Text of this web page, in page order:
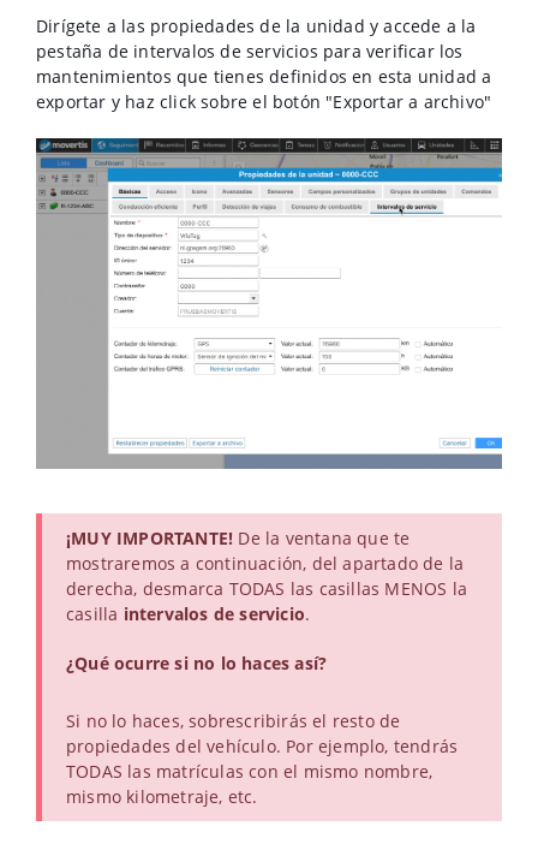
Dirígete a las propiedades de la unidad y accede a la
pestaña de intervalos de servicios para verificar los
mantenimientos que tienes definidos en esta unidad a
exportar y haz click sobre el botón "Exportar a archivo"
¡MUY IMPORTANTE! De la ventana que te
mostraremos a continuación, del apartado de la
derecha, desmarca TODAS las casillas MENOS la
casilla intervalos de servicio.
¿Qué ocurre si no lo haces así?
Si no lo haces, sobrescribirás el resto de
propiedades del vehículo. Por ejemplo, tendrás
TODAS las matrículas con el mismo nombre,
mismo kilometraje, etc.